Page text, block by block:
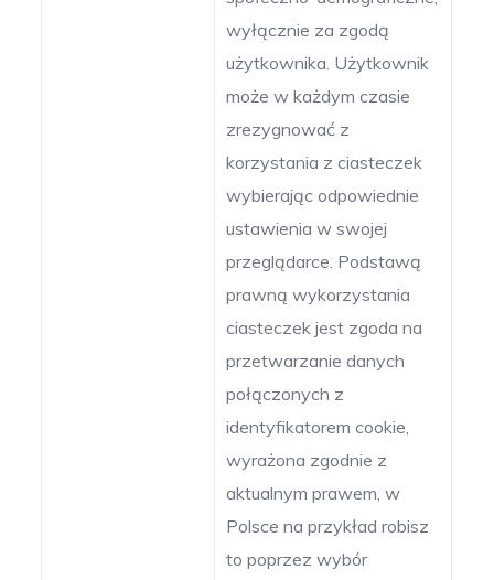
wyłącznie za zgodą
użytkownika. Użytkownik
może w każdym czasie
zrezygnować z
korzystania z ciasteczek
wybierając odpowiednie
ustawienia w swojej
przeglądarce. Podstawą
prawną wykorzystania
ciasteczek jest zgoda na
przetwarzanie danych
połączonych z
identyfikatorem cookie,
wyrażona zgodnie z
aktualnym prawem, w
Polsce na przykład robisz
to poprzez wybór